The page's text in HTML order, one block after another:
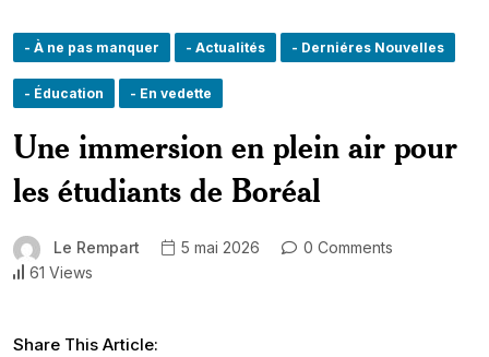
- À ne pas manquer - Actualités - Derniéres Nouvelles
- Éducation - En vedette
Une immersion en plein air pour
les étudiants de Boréal
Le Rempart 5 mai 2026
0 Comments
61 Views
Share This Article: